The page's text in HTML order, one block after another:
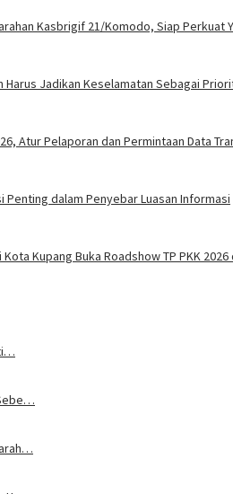
Kasbrigif 21/Komodo, Siap Perkuat
Harus Jadikan Keselamatan Sebagai
Atur Pelaporan dan Permintaan Data
Penting dalam Penyebar Luasan Informasi
Kupang Buka Roadshow TP PKK 2026